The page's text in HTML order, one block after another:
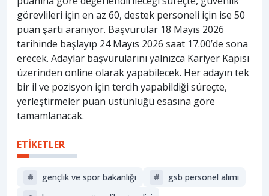
görevlileri için en az 60, destek personeli için ise 50
puan şartı aranıyor. Başvurular 18 Mayıs 2026
tarihinde başlayıp 24 Mayıs 2026 saat 17.00’de sona
erecek. Adaylar başvurularını yalnızca Kariyer Kapısı
üzerinden online olarak yapabilecek. Her adayın tek
bir il ve pozisyon için tercih yapabildiği süreçte,
yerleştirmeler puan üstünlüğü esasına göre
tamamlanacak.
ETİKETLER
# gençlik ve spor bakanlığı #
gsb personel alımı